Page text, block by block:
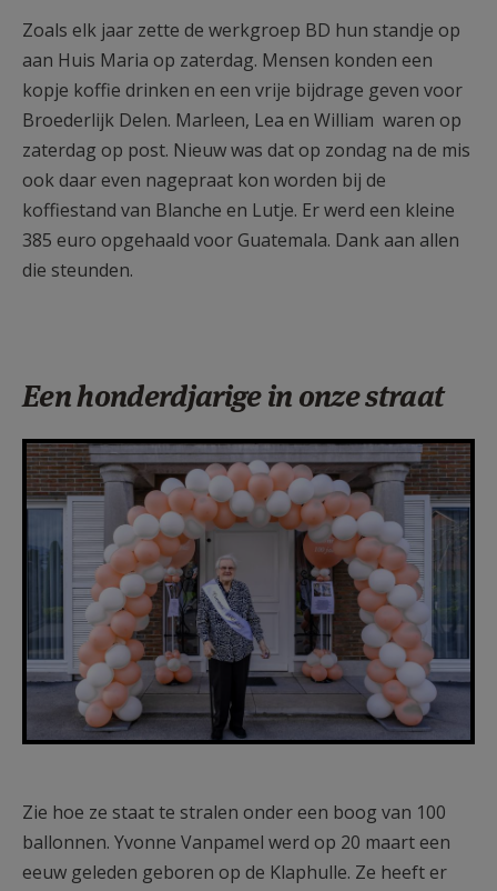
Zoals elk jaar zette de werkgroep BD hun standje op
aan Huis Maria op zaterdag. Mensen konden een
kopje koffie drinken en een vrije bijdrage geven voor
Broederlijk Delen. Marleen, Lea en William waren op
zaterdag op post. Nieuw was dat op zondag na de mis
ook daar even nagepraat kon worden bij de
koffiestand van Blanche en Lutje. Er werd een kleine
385 euro opgehaald voor Guatemala. Dank aan allen
die steunden.
Een honderdjarige in onze straat
F1250f13.jpg
Zie hoe ze staat te stralen onder een boog van 100
ballonnen. Yvonne Vanpamel werd op 20 maart een
eeuw geleden geboren op de Klaphulle. Ze heeft er